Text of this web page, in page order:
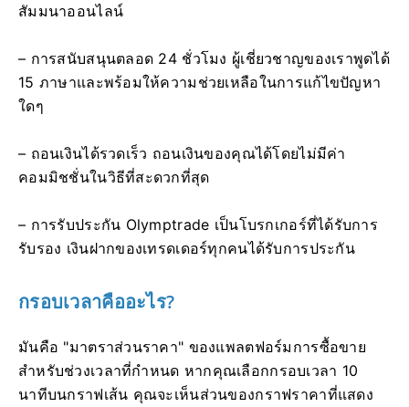
สัมมนาออนไลน์
– การสนับสนุนตลอด 24 ชั่วโมง ผู้เชี่ยวชาญของเราพูดได้
15 ภาษาและพร้อมให้ความช่วยเหลือในการแก้ไขปัญหา
ใดๆ
– ถอนเงินได้รวดเร็ว ถอนเงินของคุณได้โดยไม่มีค่า
คอมมิชชั่นในวิธีที่สะดวกที่สุด
– การรับประกัน Olymptrade เป็นโบรกเกอร์ที่ได้รับการ
รับรอง เงินฝากของเทรดเดอร์ทุกคนได้รับการประกัน
กรอบเวลาคืออะไร?
มันคือ "มาตราส่วนราคา" ของแพลตฟอร์มการซื้อขาย
สำหรับช่วงเวลาที่กำหนด หากคุณเลือกกรอบเวลา 10
นาทีบนกราฟเส้น คุณจะเห็นส่วนของกราฟราคาที่แสดง